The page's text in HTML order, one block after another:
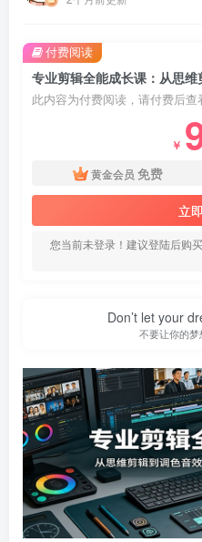
此内容为付费阅读，请付费后查
￥
黄金会员 免费
立
您当前未登录！建议登陆后购
付费阅读
Don’t let your
不要让你的